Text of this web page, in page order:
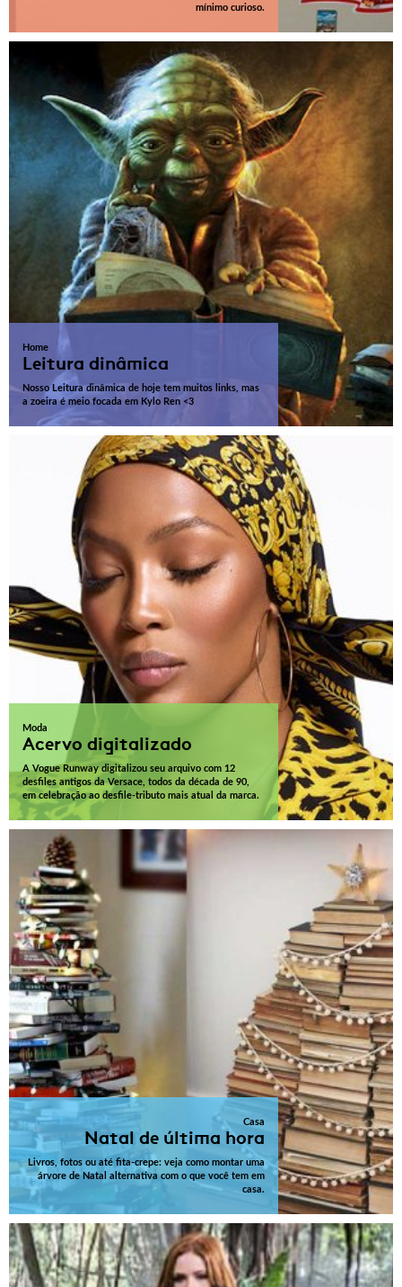
mínimo curioso.
Home
Leitura dinâmica
Nosso Leitura dinâmica de hoje tem muitos links, mas
a zoeira é meio focada em Kylo Ren <3
Moda
Acervo digitalizado
A Vogue Runway digitalizou seu arquivo com 12
desfiles antigos da Versace, todos da década de 90,
em celebração ao desfile-tributo mais atual da marca.
Casa
Natal de última hora
Livros, fotos ou até fita-crepe: veja como montar uma
árvore de Natal alternativa com o que você tem em
casa.